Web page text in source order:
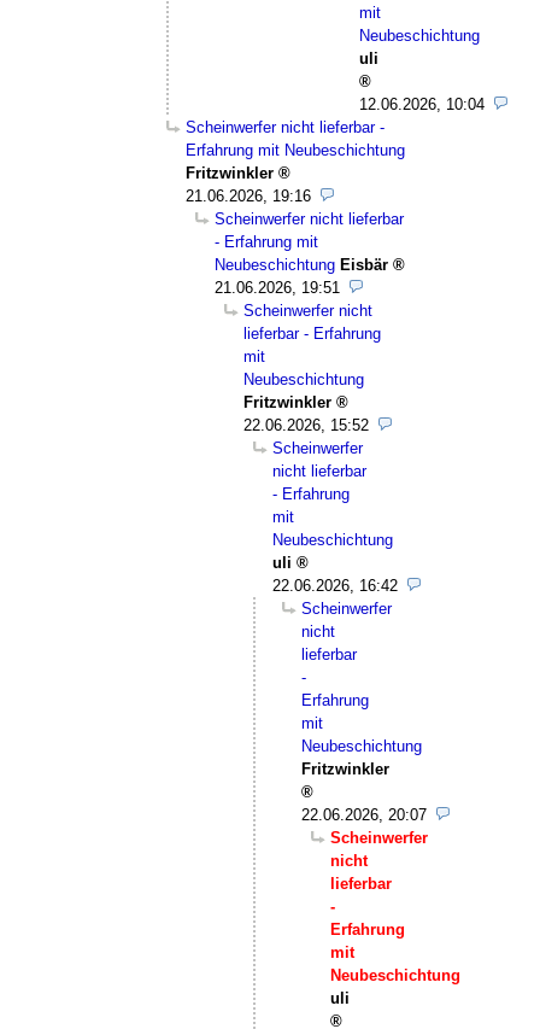
mit
Neubeschichtung
uli
12.06.2026, 10:04
Scheinwerfer nicht lieferbar -
Erfahrung mit Neubeschichtung
Fritzwinkler
21.06.2026, 19:16
Scheinwerfer nicht lieferbar
- Erfahrung mit
Neubeschichtung Eisbär
21.06.2026, 19:51
Scheinwerfer nicht
lieferbar - Erfahrung
mit
Neubeschichtung
Fritzwinkler
22.06.2026, 15:52
Scheinwerfer
nicht lieferbar
- Erfahrung
mit
Neubeschichtung
uli
22.06.2026, 16:42
Scheinwerfer
nicht
lieferbar
-
Erfahrung
mit
Neubeschichtung
Fritzwinkler
22.06.2026, 20:07
Scheinwerfer
nicht
lieferbar
-
Erfahrung
mit
Neubeschichtung
uli